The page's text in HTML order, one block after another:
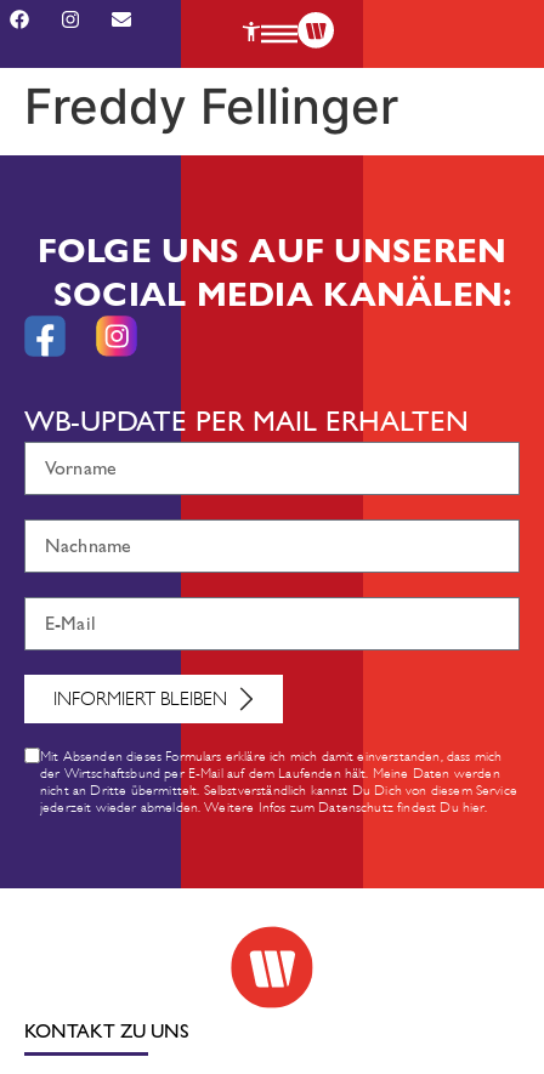
Freddy Fellinger
FOLGE UNS AUF UNSEREN
SOCIAL MEDIA KANÄLEN:
WB-UPDATE PER MAIL ERHALTEN
Mit Absenden dieses Formulars erkläre ich mich damit einverstanden, dass mich
der Wirtschaftsbund per E-Mail auf dem Laufenden hält. Meine Daten werden
nicht an Dritte übermittelt. Selbstverständlich kannst Du Dich von diesem Service
jederzeit wieder abmelden. Weitere Infos zum Datenschutz findest Du hier.
INFORMIERT BLEIBEN
KONTAKT ZU UNS